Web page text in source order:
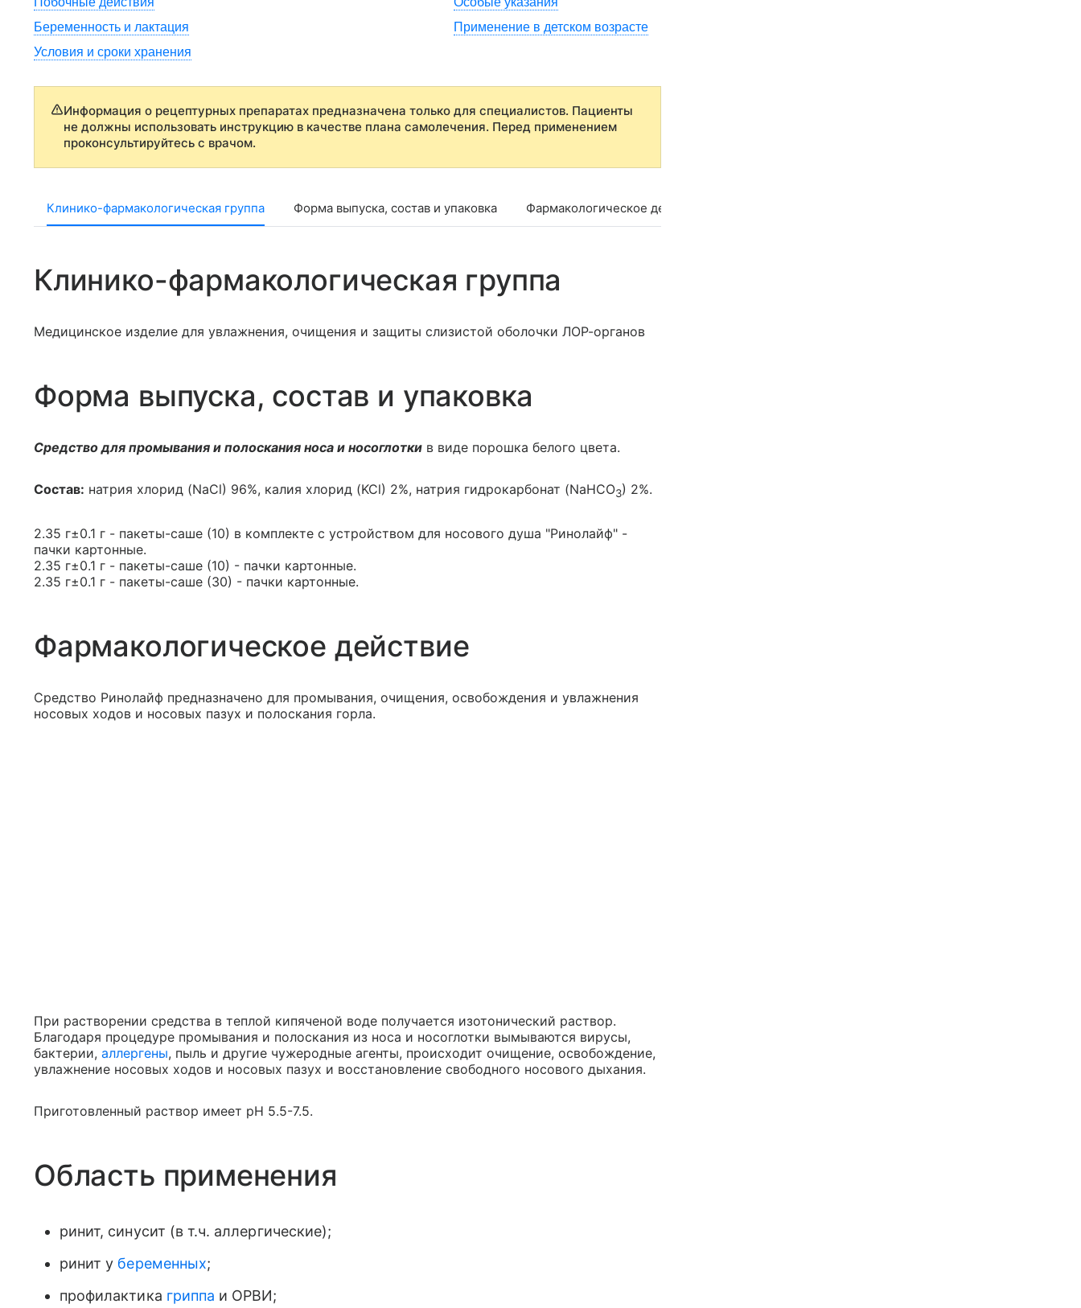
Беременность и лактация
Применение в детском возрасте
Условия и сроки хранения
Информация о рецептурных препаратах предназначена только для специалистов. Пациенты
не должны использовать инструкцию в качестве плана самолечения. Перед применением
проконсультируйтесь с врачом.
Клинико-фармакологическая группа Форма выпуска, состав и упаковка Фармакологическое действие
Клинико-фармакологическая группа
Медицинское изделие для увлажнения, очищения и защиты слизистой оболочки ЛОР-органов
Форма выпуска, состав и упаковка
Средство для промывания и полоскания носа и носоглотки в виде порошка белого цвета.
Состав: натрия хлорид (NaCl) 96%, калия хлорид (KCl) 2%, натрия гидрокарбонат (NaHCO3) 2%.
2.35 г±0.1 г - пакеты-саше (10) в комплекте с устройством для носового душа "Ринолайф" -
пачки картонные.
2.35 г±0.1 г - пакеты-саше (10) - пачки картонные.
2.35 г±0.1 г - пакеты-саше (30) - пачки картонные.
Фармакологическое действие
Средство Ринолайф предназначено для промывания, очищения, освобождения и увлажнения
носовых ходов и носовых пазух и полоскания горла.
При растворении средства в теплой кипяченой воде получается изотонический раствор.
Благодаря процедуре промывания и полоскания из носа и носоглотки вымываются вирусы,
бактерии, аллергены, пыль и другие чужеродные агенты, происходит очищение, освобождение,
увлажнение носовых ходов и носовых пазух и восстановление свободного носового дыхания.
Приготовленный раствор имеет pH 5.5-7.5.
Область применения
ринит, синусит (в т.ч. аллергические);
ринит у беременных;
профилактика гриппа и ОРВИ;